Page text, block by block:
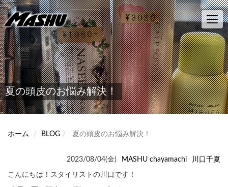
メ
イ
ン
コ
ン
テ
ン
ツ
に
移
動
夏の頭皮のお悩み解決！
ホーム BLOG 夏の頭皮のお悩み解決！
2023/08/04(金) MASHU chayamachi 川口千夏
こんにちは！スタイリストの川口です！